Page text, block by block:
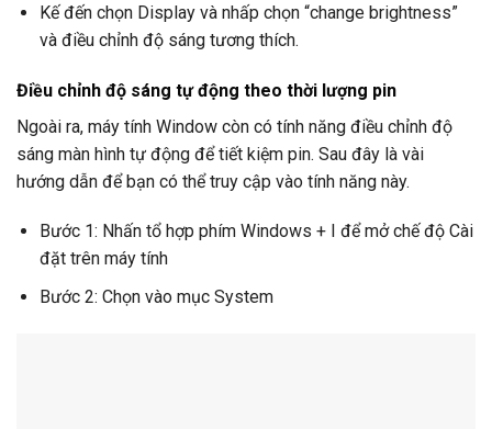
Kế đến chọn Display và nhấp chọn “change brightness”
và điều chỉnh độ sáng tương thích.
Điều chỉnh độ sáng tự động theo thời lượng pin
Ngoài ra, máy tính Window còn có tính năng điều chỉnh độ
sáng màn hình tự động để tiết kiệm pin. Sau đây là vài
hướng dẫn để bạn có thể truy cập vào tính năng này.
Bước 1: Nhấn tổ hợp phím Windows + I để mở chế độ Cài
đặt trên máy tính
Bước 2: Chọn vào mục System